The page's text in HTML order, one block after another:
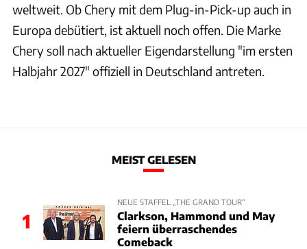
weltweit. Ob Chery mit dem Plug-in-Pick-up auch in
Europa debütiert, ist aktuell noch offen. Die Marke
Chery soll nach aktueller Eigendarstellung "im ersten
Halbjahr 2027" offiziell in Deutschland antreten.
MEIST GELESEN
1
NEUE STAFFEL „THE GRAND TOUR“
Clarkson, Hammond und May
feiern überraschendes
Comeback